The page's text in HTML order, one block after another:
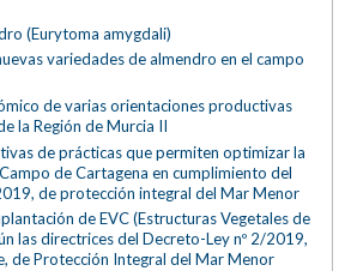
(Eurytoma amygdali)
variedades de almendro en el campo
de varias orientaciones productivas
la Región de Murcia II
de prácticas que permiten optimizar la
de Cartagena en cumplimiento del
de protección integral del Mar Menor
de EVC (Estructuras Vegetales de
las directrices del Decreto-Ley nº 2/2019,
de Protección Integral del Mar Menor